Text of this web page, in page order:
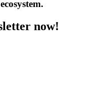
.
now!